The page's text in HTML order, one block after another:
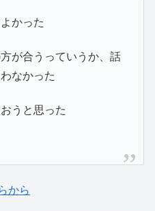
かった
が合うっていうか、話
なかった
うと思った
から